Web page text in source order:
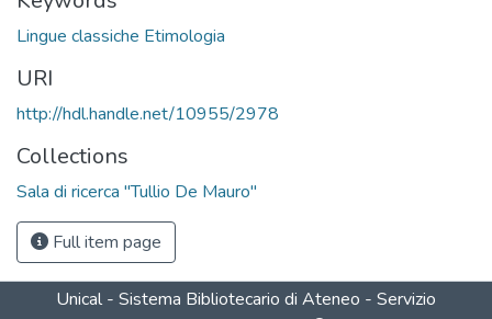
Lingue classiche Etimologia
URI
http://hdl.handle.net/10955/2978
Collections
Sala di ricerca "Tullio De Mauro"
Full item page
Unical - Sistema Bibliotecario di Ateneo - Servizio